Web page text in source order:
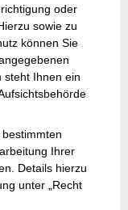
oder
sowie zu
können Sie
steht Ihnen ein
Ihrer
Details hierzu
unter „Recht